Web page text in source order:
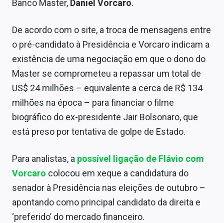
Banco Master, Daniel Vorcaro.
De acordo com o site, a troca de mensagens entre
o pré-candidato à Presidência e Vorcaro indicam a
existência de uma negociação em que o dono do
Master se comprometeu a repassar um total de
US$ 24 milhões – equivalente a cerca de R$ 134
milhões na época – para financiar o filme
biográfico do ex-presidente Jair Bolsonaro, que
está preso por tentativa de golpe de Estado.
Para analistas, a possível ligação de Flávio com
Vorcaro colocou em xeque a candidatura do
senador à Presidência nas eleições de outubro –
apontando como principal candidato da direita e
‘preferido’ do mercado financeiro.